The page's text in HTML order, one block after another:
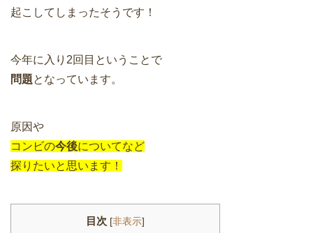
起こしてしまったそうです！
今年に入り2回目ということで
問題となっています。
原因や
コンビの今後についてなど
探りたいと思います！
目次 [非表示]